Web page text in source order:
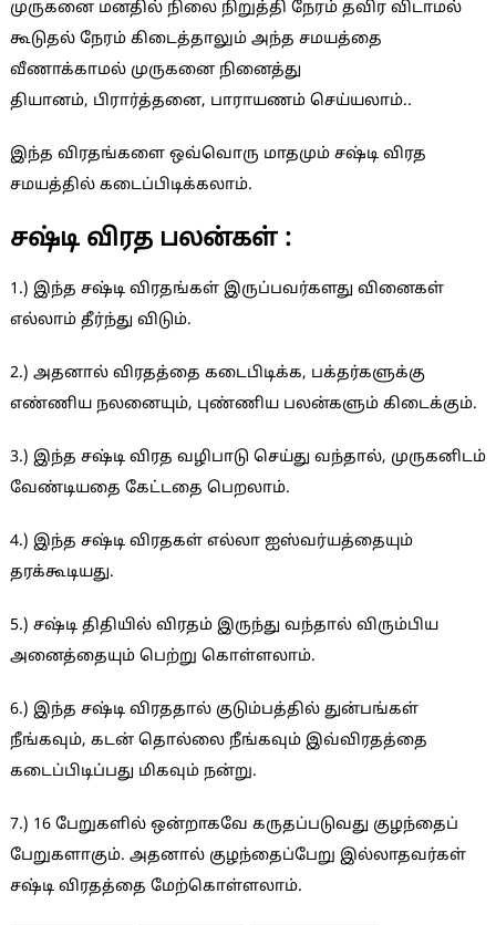
முருகனை மனதில் நிலை நிறுத்தி நேரம் தவிர விடாமல்
கூடுதல் நேரம் கிடைத்தாலும் அந்த சமயத்தை
வீணாக்காமல் முருகனை நினைத்து
தியானம், பிரார்த்தனை, பாராயணம் செய்யலாம்..
இந்த விரதங்களை ஒவ்வொரு மாதமும் சஷ்டி விரத
சமயத்தில் கடைப்பிடிக்கலாம்.
சஷ்டி விரத பலன்கள் :
1.) இந்த சஷ்டி விரதங்கள் இருப்பவர்களது வினைகள்
எல்லாம் தீர்ந்து விடும்.
2.) அதனால் விரதத்தை கடைபிடிக்க, பக்தர்களுக்கு
எண்ணிய நலனையும், புண்ணிய பலன்களும் கிடைக்கும்.
3.) இந்த சஷ்டி விரத வழிபாடு செய்து வந்தால், முருகனிடம்
வேண்டியதை கேட்டதை பெறலாம்.
4.) இந்த சஷ்டி விரதகள் எல்லா ஐஸ்வர்யத்தையும்
தரக்கூடியது.
5.) சஷ்டி திதியில் விரதம் இருந்து வந்தால் விரும்பிய
அனைத்தையும் பெற்று கொள்ளலாம்.
6.) இந்த சஷ்டி விரததால் குடும்பத்தில் துன்பங்கள்
நீங்கவும், கடன் தொல்லை நீங்கவும் இவ்விரதத்தை
கடைப்பிடிப்பது மிகவும் நன்று.
7.) 16 பேறுகளில் ஒன்றாகவே கருதப்படுவது குழந்தைப்
பேறுகளாகும். அதனால் குழந்தைப்பேறு இல்லாதவர்கள்
சஷ்டி விரதத்தை மேற்கொள்ளலாம்.